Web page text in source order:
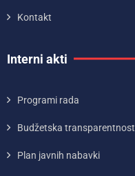
Kontakt
Interni akti
Programi rada
Budžetska transparentnost
Plan javnih nabavki